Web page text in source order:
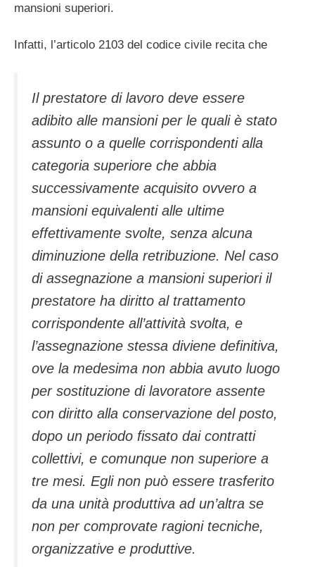
mansioni superiori.
Infatti, l’articolo 2103 del codice civile recita che
Il prestatore di lavoro deve essere
adibito alle mansioni per le quali è stato
assunto o a quelle corrispondenti alla
categoria superiore che abbia
successivamente acquisito ovvero a
mansioni equivalenti alle ultime
effettivamente svolte, senza alcuna
diminuzione della retribuzione. Nel caso
di assegnazione a mansioni superiori il
prestatore ha diritto al trattamento
corrispondente all’attività svolta, e
l’assegnazione stessa diviene definitiva,
ove la medesima non abbia avuto luogo
per sostituzione di lavoratore assente
con diritto alla conservazione del posto,
dopo un periodo fissato dai contratti
collettivi, e comunque non superiore a
tre mesi. Egli non può essere trasferito
da una unità produttiva ad un’altra se
non per comprovate ragioni tecniche,
organizzative e produttive.